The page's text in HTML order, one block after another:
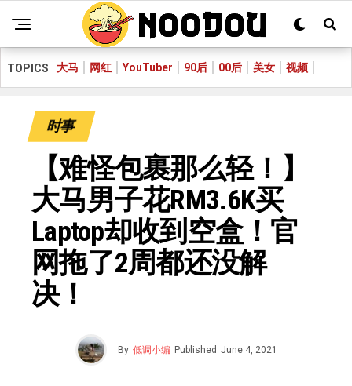
TOPICS 大马 网红 YouTuber 90后 00后 美女 视频
时事
【难怪包裹那么轻！】
大马男子花RM3.6K买
Laptop却收到空盒！官
网拖了2周都还没解
决！
By 低调小编 Published June 4, 2021